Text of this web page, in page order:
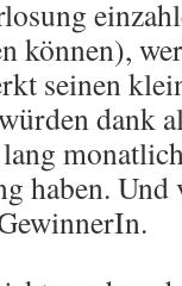
können),
seinen
dank
haben.